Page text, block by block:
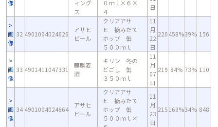
像
ィング
ス
０ｍｌ×６×
４
日
画
像
32 4901004024626
アサヒ
ビール
クリアアサ
ヒ 摘みたて
ホップ 缶
５００ｍｌ
11
月
22
日
220458%39% 156
画
像
33 4901411047331
麒麟麦
酒
キリン 冬の
どごし 缶
３５０ｍｌ
11
月
07
日
219 84% 73% 110
画
像
34 4901004024664
アサヒ
ビール
クリアアサ
ヒ 摘みたて
ホップ 缶
５００ｍｌ×
11
月
23
日
215163%34% 848